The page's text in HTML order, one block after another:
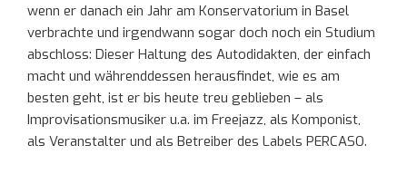
wenn er danach ein Jahr am Konservatorium in Basel
verbrachte und irgendwann sogar doch noch ein Studium
abschloss: Dieser Haltung des Autodidakten, der einfach
macht und währenddessen herausfindet, wie es am
besten geht, ist er bis heute treu geblieben – als
Improvisationsmusiker u.a. im Freejazz, als Komponist,
als Veranstalter und als Betreiber des Labels PERCASO.